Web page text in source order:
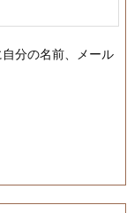
分の名前、メール